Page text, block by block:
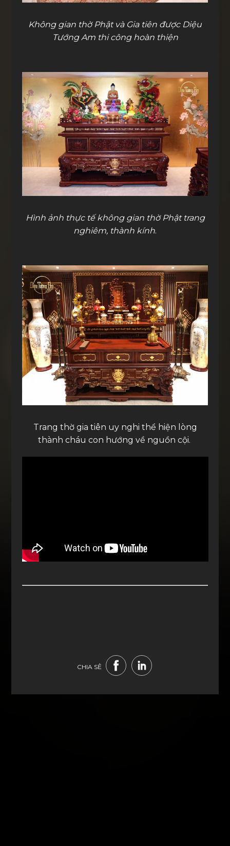
Không gian thờ Phật và Gia tiên được Diệu
Tướng Am thi công hoàn thiện
Hình ảnh thực tế không gian thờ Phật trang
nghiêm, thành kính.
Trang thờ gia tiên uy nghi thể hiện lòng
thành cháu con hướng về nguồn cội.
CHIA SẺ